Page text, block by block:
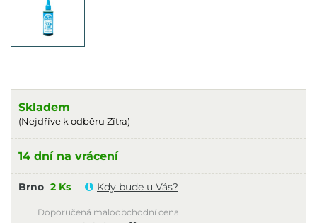
Skladem
(Nejdříve k odběru Zítra)
14 dní na vrácení
Brno 2 Ks Kdy bude u Vás?
Doporučená maloobchodní cena